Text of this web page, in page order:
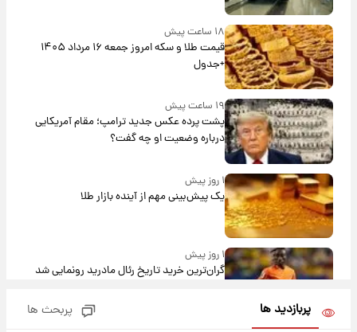
۱۸ ساعت پیش
قیمت طلا و سکه امروز جمعه ۱۶ مرداد ۱۴۰۵
+جدول
۱۹ ساعت پیش
پشت پرده عکس جدید ترامپ؛ مقام آمریکایی
درباره وضعیت او چه گفت؟
۱ روز پیش
یک پیش‌بینی مهم از آینده بازار طلا
۱ روز پیش
گران‌ترین خرید تاریخ رئال مادرید رونمایی شد
پربازدید ها پربحث ها